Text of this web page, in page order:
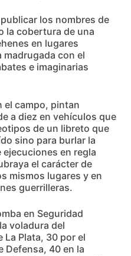
los nombres de
la cobertura de una
en lugares
madrugada con el
e imaginarias
el campo, pintan
a diez en vehículos que
de un libreto que
sino para burlar la
en regla
el carácter de
mismos lugares y en
guerrilleras.
en Seguridad
voladura del
La Plata, 30 por el
Defensa, 40 en la